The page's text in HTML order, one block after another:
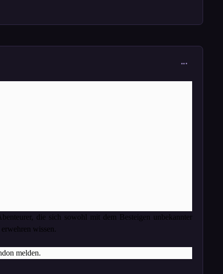
die sich sowohl mit dem Besteigen unbekannter
wissen.
melden.